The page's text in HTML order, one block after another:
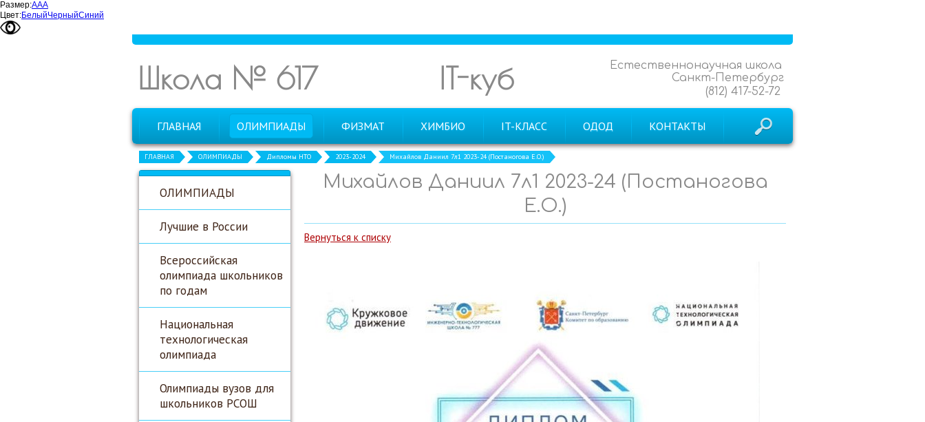
Размер:ААА
Цвет:БелыйЧерныйСиний
Школа № 617
Естественнонаучная школа
Санкт-Петербург
(812) 417-52-72
IT-куб
ГЛАВНАЯ ОЛИМПИАДЫ ФИЗМАТ ХИМБИО IT-КЛАСС ОДОД КОНТАКТЫ
ГЛАВНАЯ ОЛИМПИАДЫ Дипломы НТО 2023-2024 Михайлов Даниил 7л1 2023-24 (Постаногова Е.О.)
ОЛИМПИАДЫ
Лучшие в России
Всероссийская
олимпиада школьников
по годам
Национальная
технологическая
олимпиада
Олимпиады вузов для
школьников РСОШ
Михайлов Даниил 7л1 2023-24 (Постаногова
Е.О.)
Вернуться к списку